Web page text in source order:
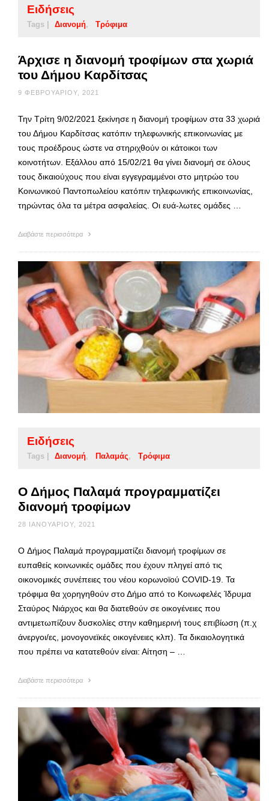
Ειδήσεις
Tags | Διανομή Τρόφιμα
Άρχισε η διανομή τροφίμων στα χωριά
του Δήμου Καρδίτσας
9 ΦΕΒΡΟΥΑΡΊΟΥ, 2021
Την Τρίτη 9/02/2021 ξεκίνησε η διανομή τροφίμων στα 33 χωριά
του Δήμου Καρδίτσας κατόπιν τηλεφωνικής επικοινωνίας με
τους προέδρους ώστε να στηριχθούν οι κάτοικοι των
κοινοτήτων. Εξάλλου από 15/02/21 θα γίνει διανομή σε όλους
τους δικαιούχους που είναι εγγεγραμμένοι στο μητρώο του
Κοινωνικού Παντοπωλείου κατόπιν τηλεφωνικής επικοινωνίας,
τηρώντας όλα τα μέτρα ασφαλείας. Οι ευά-λωτες ομάδες …
Διαβάστε περισσότερα
Ειδήσεις
Tags | Διανομή Παλαμάς Τρόφιμα
Ο Δήμος Παλαμά προγραμματίζει
διανομή τροφίμων
28 ΙΑΝΟΥΑΡΊΟΥ, 2021
Ο Δήμος Παλαμά προγραμματίζει διανομή τροφίμων σε
ευπαθείς κοινωνικές ομάδες που έχουν πληγεί από τις
οικονομικές συνέπειες του νέου κορωνοϊού COVID-19. Τα
τρόφιμα θα χορηγηθούν στο Δήμο από το Κοινωφελές Ίδρυμα
Σταύρος Νιάρχος και θα διατεθούν σε οικογένειες που
αντιμετωπίζουν δυσκολίες στην καθημερινή τους επιβίωση (π.χ
άνεργοι/ες, μονογονεϊκές οικογένειες κλπ). Τα δικαιολογητικά
που πρέπει να κατατεθούν είναι: Αίτηση – …
Διαβάστε περισσότερα